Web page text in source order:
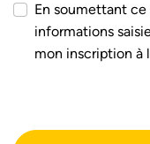
En soumettant ce
informations
mon inscription à